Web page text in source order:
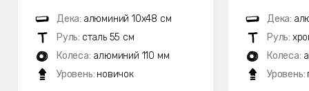
Дека: алюминий 10х48 см
Руль: сталь 55 см
Колеса: алюминий 110 мм
Уровень: новичок
Дека:
Руль:
Колеса:
Уровень: